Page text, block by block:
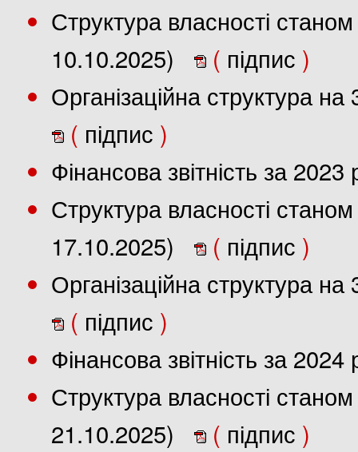
Структура власності
10.10.2025)
( підпис )
Організаційна структура
( підпис )
Фінансова звітність за
Структура власності
17.10.2025)
( підпис )
Організаційна структура
( підпис )
Фінансова звітність за
Структура власності
21.10.2025)
( підпис )